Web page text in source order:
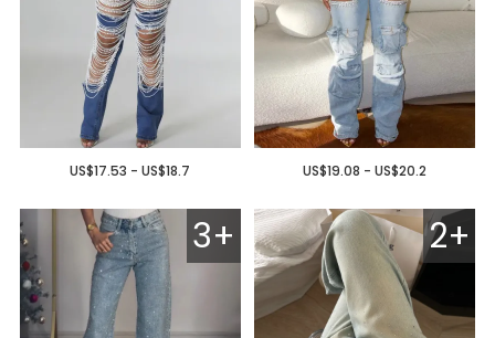
US$17.53 - US$18.7 US$19.08 - US$20.2
3+ 2+